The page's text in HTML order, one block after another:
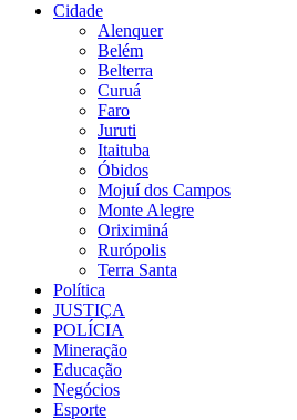
Cidade
Alenquer
Belém
Belterra
Curuá
Faro
Juruti
Itaituba
Óbidos
Mojuí dos Campos
Monte Alegre
Oriximiná
Rurópolis
Terra Santa
Política
JUSTIÇA
POLÍCIA
Mineração
Educação
Negócios
Esporte